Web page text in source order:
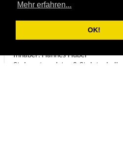
Mehr erfahren...
OK!
Inhaber: Hannes Huber
Steinmetzmeister & Steintechniker